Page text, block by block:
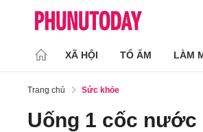
XÃ HỘI TỔ ẤM LÀM
Trang chủ Sức khỏe
Uống 1 cốc nước